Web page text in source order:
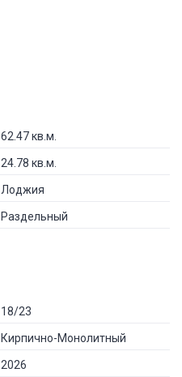
62.47 кв.м.
24.78 кв.м.
Лоджия
Раздельный
18/23
Кирпично-Монолитный
2026